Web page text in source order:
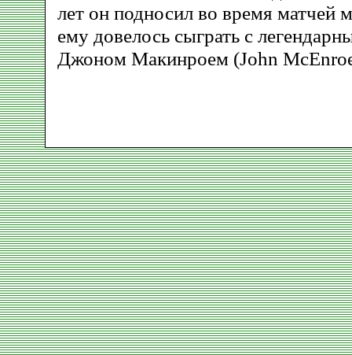
лет он подносил во время матчей
ему довелось сыграть с
Джоном Макинроем (John